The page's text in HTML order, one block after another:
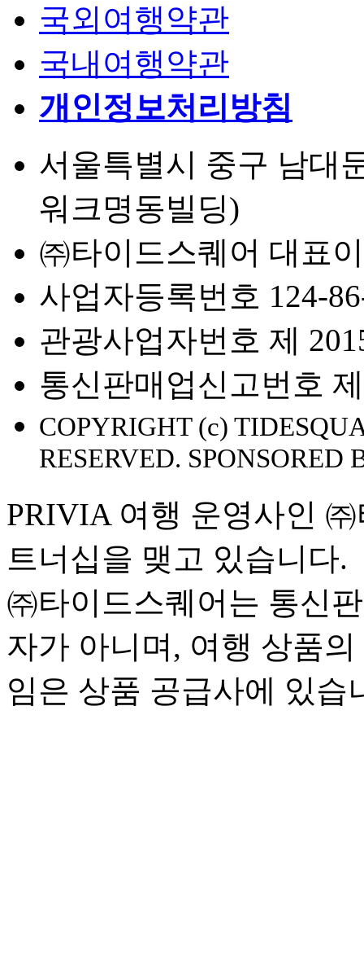
국외여행약관
국내여행약관
개인정보처리방침
서울특별시 중구 남대
워크명동빌딩)
㈜타이드스퀘어 대표
사업자등록번호 124-
관광사업자번호 제
통신판매업신고번호
COPYRIGHT (c)
RESERVED.
PRIVIA 여행 운영사인
트너십을 맺고 있습니다.
㈜타이드스퀘어는 통신
자가 아니며, 여행 상품
임은 상품 공급사에 있습